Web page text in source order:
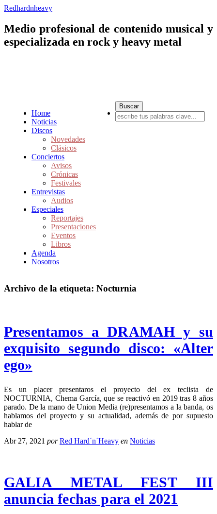
Redhardnheavy
Medio profesional de contenido musical y
especializada en rock y heavy metal
Home
Noticias
Discos
Novedades
Clásicos
Conciertos
Avisos
Crónicas
Festivales
Entrevistas
Audios
Especiales
Reportajes
Presentaciones
Eventos
Libros
Agenda
Nosotros
Archivo de la etiqueta: Nocturnia
Presentamos a DRAMAH y su
exquisito segundo disco: «Alter
ego»
Es un placer presentaros el proyecto del ex teclista de
NOCTURNIA, Chema García, que se reactivó en 2019 tras 8 años
parado. De la mano de Union Media (re)presentamos a la banda, os
hablamos del proyecto y su actualidad, además de por supuesto
hablar de
Abr 27, 2021 por Red Hard´n´Heavy en Noticias
GALIA METAL FEST III
anuncia fechas para el 2021